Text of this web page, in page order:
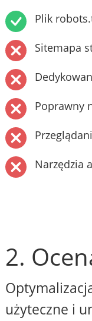
Plik
Sitemapa
Poprawny
Narzędzia
2.
użyteczne i